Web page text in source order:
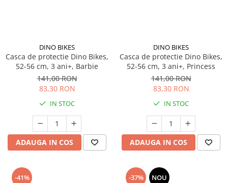
DINO BIKES
Casca de protectie Dino Bikes,
52-56 cm, 3 ani+, Barbie
141,00 RON
83,30 RON
IN STOC
ADAUGA IN COS
DINO BIKES
Casca de protectie Dino Bikes,
52-56 cm, 3 ani+, Princess
141,00 RON
83,30 RON
IN STOC
ADAUGA IN COS
-41% -37% NOU